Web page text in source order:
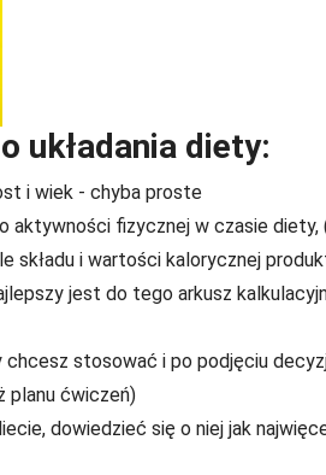
układania diety:
i wiek - chyba proste
aktywności fizycznej w czasie
składu i wartości kalorycznej
jest do tego arkusz
chcesz stosować i po podjęciu
planu ćwiczeń)
dowiedzieć się o niej jak